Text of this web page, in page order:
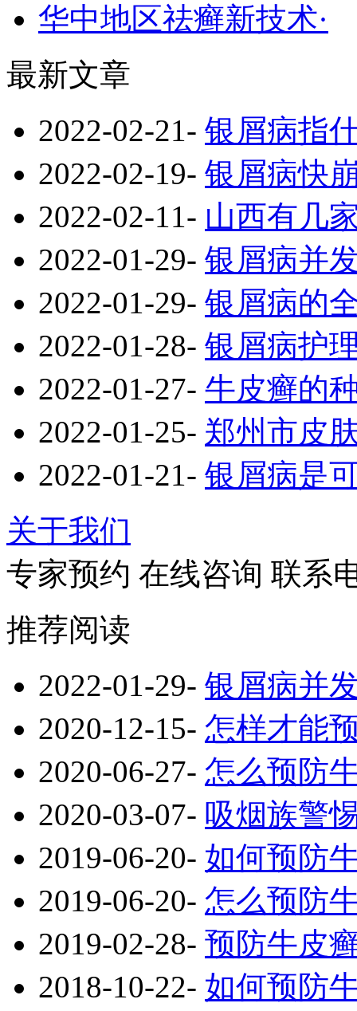
华中地区祛癣新技术·
最新文章
2022-02-21- 银屑病指
2022-02-19- 银屑病快
2022-02-11- 山西有几
2022-01-29- 银屑病并
2022-01-29- 银屑病的
2022-01-28- 银屑病护
2022-01-27- 牛皮癣的
2022-01-25- 郑州市皮
2022-01-21- 银屑病是
关于我们
专家预约 在线咨询 联系
推荐阅读
2022-01-29- 银屑病并
2020-12-15- 怎样才能
2020-06-27- 怎么预防
2020-03-07- 吸烟族警
2019-06-20- 如何预防
2019-06-20- 怎么预防
2019-02-28- 预防牛皮
2018-10-22- 如何预防